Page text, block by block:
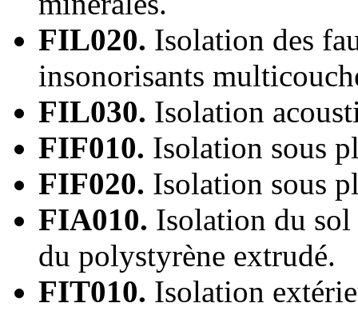
FIL020. Isolation des
insonorisants
FIL030. Isolation
FIF010. Isolation sous
FIF020. Isolation sous
FIA010. Isolation du
du polystyrène extrudé.
FIT010. Isolation